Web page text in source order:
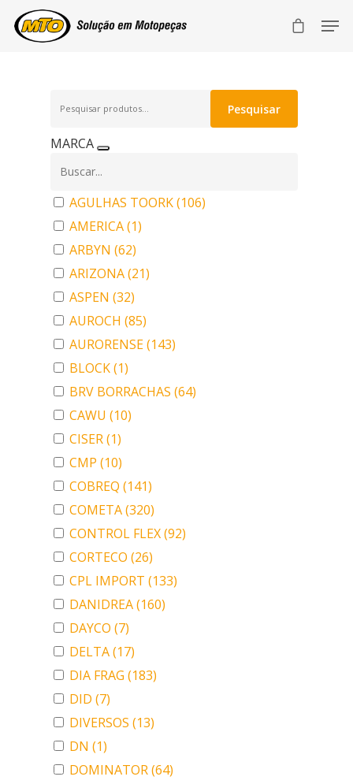
por:
Pesquisar
MARCA
AGULHAS TOORK(106)
AMERICA(1)
ARBYN (62)
ARIZONA(21)
ASPEN (32)
AUROCH (85)
AURORENSE(143)
BLOCK(1)
BRV BORRACHAS (64)
CAWU (10)
CISER(1)
CMP (10)
COBREQ (141)
COMETA(320)
CONTROL FLEX(92)
CORTECO (26)
CPL IMPORT (133)
DANIDREA(160)
DAYCO (7)
DELTA(17)
DIA FRAG (183)
DID (7)
DIVERSOS (13)
DN (1)
DOMINATOR(64)